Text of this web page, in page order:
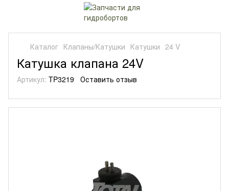
Каталог Клапаны/Катушки Катушки 24 V
Катушка клапана 24V
Артикул: TP3219 Оставить отзыв